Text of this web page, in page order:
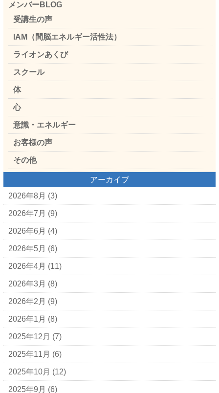
メンバーBLOG
受講生の声
IAM（間脳エネルギー活性法）
ライオンあくび
スクール
体
心
意識・エネルギー
お客様の声
その他
アーカイブ
2026年8月 (3)
2026年7月 (9)
2026年6月 (4)
2026年5月 (6)
2026年4月 (11)
2026年3月 (8)
2026年2月 (9)
2026年1月 (8)
2025年12月 (7)
2025年11月 (6)
2025年10月 (12)
2025年9月 (6)